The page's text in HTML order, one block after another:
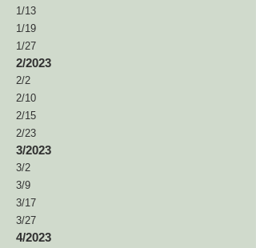
1/13
1/19
1/27
2/2023
2/2
2/10
2/15
2/23
3/2023
3/2
3/9
3/17
3/27
4/2023